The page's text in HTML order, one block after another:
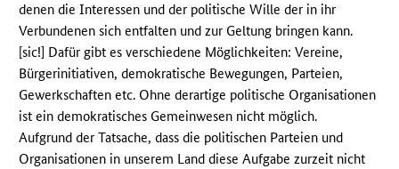
denen die Interessen und der politische Wille der in ihr
Verbundenen sich entfalten und zur Geltung bringen kann.
[sic!] Dafür gibt es verschiedene Möglichkeiten: Vereine,
Bürgerinitiativen, demokratische Bewegungen, Parteien,
Gewerkschaften etc. Ohne derartige politische Organisationen
ist ein demokratisches Gemeinwesen nicht möglich.
Aufgrund der Tatsache, dass die politischen Parteien und
Organisationen in unserem Land diese Aufgabe zurzeit nicht